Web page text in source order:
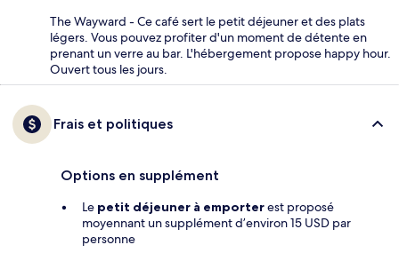
The Wayward - Ce café sert le petit déjeuner et des plats
légers. Vous pouvez profiter d'un moment de détente en
prenant un verre au bar. L'hébergement propose happy hour.
Ouvert tous les jours.
Frais et politiques
Options en supplément
Le petit déjeuner à emporterest proposé
moyennant un supplément d’environ 15 USD par
personne